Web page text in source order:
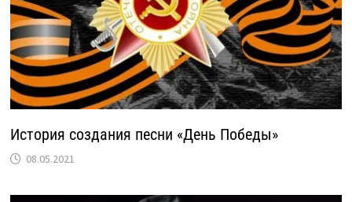
История создания песни «День Победы»
08.05.2021